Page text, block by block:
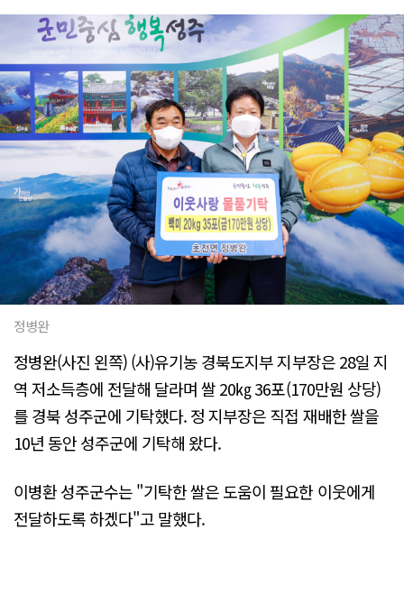
정병완
정병완(사진 왼쪽) (사)유기농 경북도지부 지부장은 28일 지
역 저소득층에 전달해 달라며 쌀 20㎏ 36포(170만원 상당)
를 경북 성주군에 기탁했다. 정 지부장은 직접 재배한 쌀을
10년 동안 성주군에 기탁해 왔다.
이병환 성주군수는 "기탁한 쌀은 도움이 필요한 이웃에게
전달하도록 하겠다"고 말했다.